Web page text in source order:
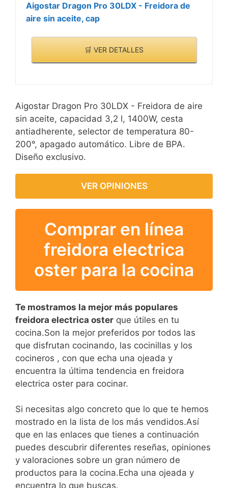
Aigostar Dragon Pro 30LDX - Freidora de
aire sin aceite, cap
🛒 VER DETALLES
Aigostar Dragon Pro 30LDX - Freidora de aire
sin aceite, capacidad 3,2 l, 1400W, cesta
antiadherente, selector de temperatura 80-
200°, apagado automático. Libre de BPA.
Diseño exclusivo.
VER OPINIONES
Comprar en línea
freidora electrica
oster para la cocina
Te mostramos la mejor más populares
freidora electrica oster que útiles en tu
cocina.Son la mejor preferidos por todos las
que disfrutan cocinando, las cocinillas y los
cocineros , con que echa una ojeada y
encuentra la última tendencia en freidora
electrica oster para cocinar.
Si necesitas algo concreto que lo que te hemos
mostrado en la lista de los más vendidos.Así
que en las enlaces que tienes a continuación
puedes descubrir diferentes reseñas, opiniones
y valoraciones sobre un gran número de
productos para la cocina.Echa una ojeada y
encuentra lo que buscas.